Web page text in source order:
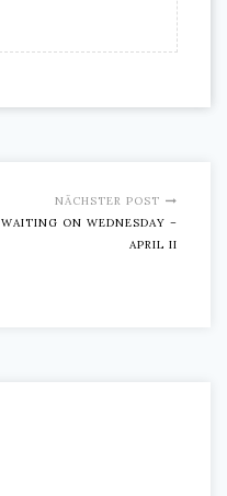
NÄCHSTER POST
WAITING ON WEDNESDAY –
APRIL II